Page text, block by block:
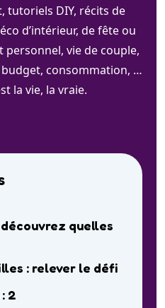
tutoriels DIY, récits de
d’intérieur, de fête ou
vie de couple,
consommation, …
la vie, la vraie.
quelles
: relever le défi
2